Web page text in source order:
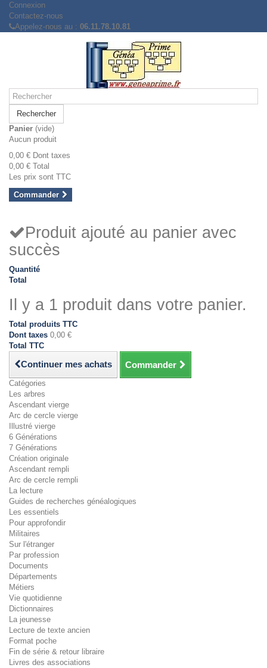
Connexion
Contactez-nous
Appelez-nous au : 06.11.78.10.81
Rechercher
Panier (vide)
Aucun produit
0,00 € Dont taxes
0,00 € Total
Les prix sont TTC
Commander
Produit ajouté au panier avec
succès
Quantité
Total
Il y a 1 produit dans votre panier.
Total produits TTC
Dont taxes 0,00 €
Total TTC
Continuer mes achats Commander
Catégories
Les arbres
Ascendant vierge
Arc de cercle vierge
Illustré vierge
6 Générations
7 Générations
Création originale
Ascendant rempli
Arc de cercle rempli
La lecture
Guides de recherches généalogiques
Les essentiels
Pour approfondir
Militaires
Sur l'étranger
Par profession
Documents
Départements
Métiers
Vie quotidienne
Dictionnaires
La jeunesse
Lecture de texte ancien
Format poche
Fin de série & retour libraire
Livres des associations